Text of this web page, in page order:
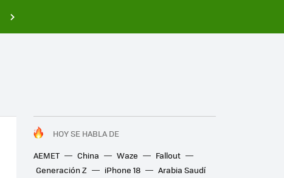
HOY SE HABLA DE
AEMET
China Waze
Fallout
Generación Z
iPhone 18
Arabia Saudí